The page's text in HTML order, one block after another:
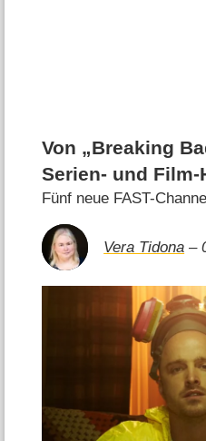
Von „Breaking
Serien- und
Fünf neue FAST-
Vera Tidona –